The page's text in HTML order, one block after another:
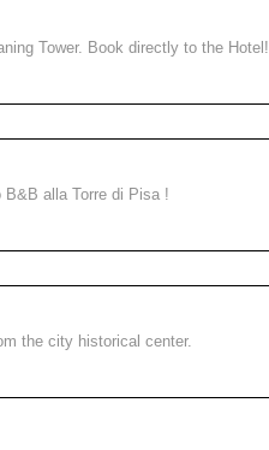
Tower. Book directly to the Hotel!
B&B alla Torre di Pisa !
the city historical center.